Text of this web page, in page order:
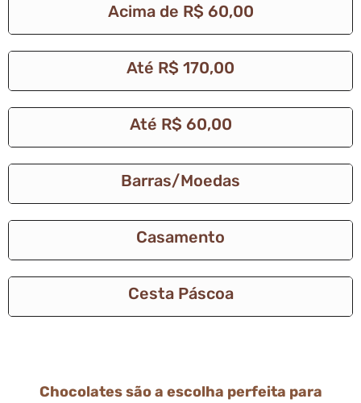
Acima de R$ 60,00
Até R$ 170,00
Até R$ 60,00
Barras/Moedas
Casamento
Cesta Páscoa
Chocolates são a escolha perfeita para